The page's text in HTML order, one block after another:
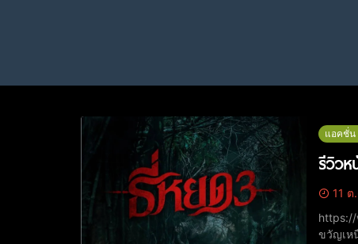
แอคชั่น
รีวิวห
11 ต
https://
ขวัญเห